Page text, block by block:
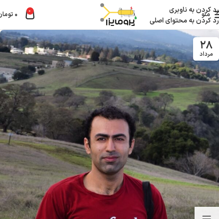
رد کردن به ناوبری
رد کردن به محتوای اصلی
منو 0 ۰
۲۸
مرداد